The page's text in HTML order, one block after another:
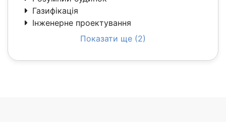
Газифікація
Інженерне проектування
Показати ще (2)